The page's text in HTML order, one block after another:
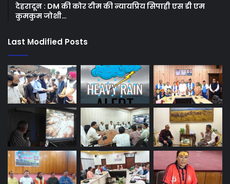
देहरादून : DM की कोर टीम की न्यायप्रिय सिपाही एस डी एम
कुमकुम जोशी…
Last Modified Posts